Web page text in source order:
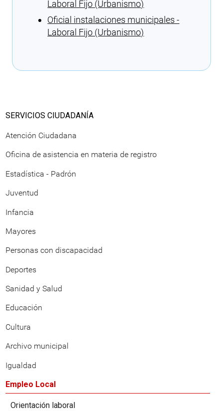
Laboral Fijo (Urbanismo)
Oficial instalaciones municipales -
Laboral Fijo (Urbanismo)
SERVICIOS CIUDADANÍA
Atención Ciudadana
Oficina de asistencia en materia de registro
Estadística - Padrón
Juventud
Infancia
Mayores
Personas con discapacidad
Deportes
Sanidad y Salud
Educación
Cultura
Archivo municipal
Igualdad
Empleo Local
Orientación laboral